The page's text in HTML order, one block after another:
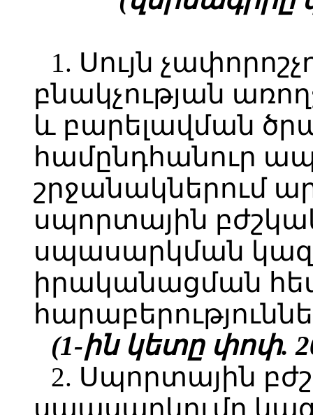
1. Սույն
բնակչության
և բարելավման
համընդհանուր
շրջանակներում
սպորտային
սպասարկման
իրականացման
(1-ին կետը փոփ.
2. Սպորտային
սպասարկումը